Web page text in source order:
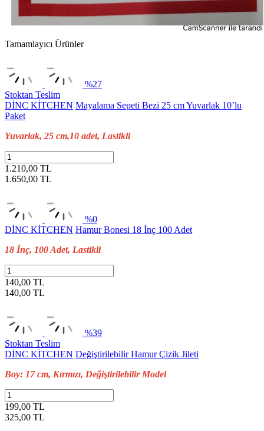
Tamamlayıcı Ürünler
%27
Stoktan Teslim
DİNC KİTCHEN Mayalama Sepeti Bezi 25 cm Yuvarlak 10’lu
Paket
Yuvarlak, 25 cm,10 adet, Lastikli
1.210,00 TL
1.650,00 TL
%0
DİNC KİTCHEN Hamur Bonesi 18 İnç 100 Adet
18 İnç, 100 Adet, Lastikli
140,00 TL
140,00 TL
%39
Stoktan Teslim
DİNC KİTCHEN Değiştirilebilir Hamur Çizik Jileti
Boy: 17 cm, Kırmızı, Değiştirilebilir Model
199,00 TL
325,00 TL